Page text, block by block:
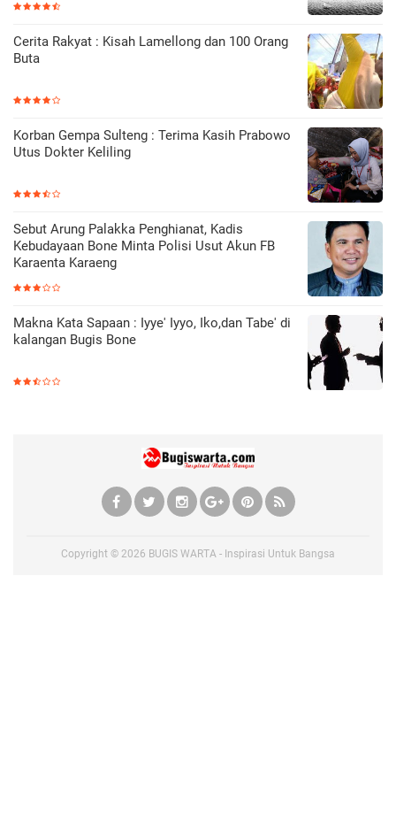
Cerita Rakyat : Kisah Lamellong dan 100 Orang
Buta
Korban Gempa Sulteng : Terima Kasih Prabowo
Utus Dokter Keliling
Sebut Arung Palakka Penghianat, Kadis
Kebudayaan Bone Minta Polisi Usut Akun FB
Karaenta Karaeng
Makna Kata Sapaan : Iyye' Iyyo, Iko,dan Tabe' di
kalangan Bugis Bone
Copyright © 2026 BUGIS WARTA - Inspirasi Untuk Bangsa